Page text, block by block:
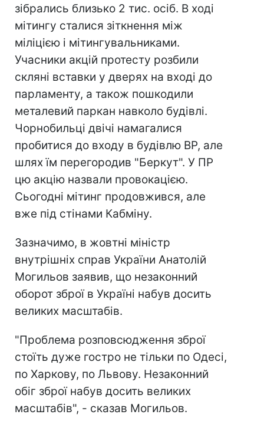
зібрались близько 2 тис. осіб. В ході
мітингу сталися зіткнення між
міліцією і мітингувальниками.
Учасники акцій протесту розбили
скляні вставки у дверях на вході до
парламенту, а також пошкодили
металевий паркан навколо будівлі.
Чорнобильці двічі намагалися
пробитися до входу в будівлю ВР, але
шлях їм перегородив "Беркут". У ПР
цю акцію назвали провокацією.
Сьогодні мітинг продовжився, але
вже під стінами Кабміну.
Зазначимо, в жовтні міністр
внутрішніх справ України Анатолій
Могильов заявив, що незаконний
оборот зброї в Україні набув досить
великих масштабів.
"Проблема розповсюдження зброї
стоїть дуже гостро не тільки по Одесі,
по Харкову, по Львову. Незаконний
обіг зброї набув досить великих
масштабів", - сказав Могильов.